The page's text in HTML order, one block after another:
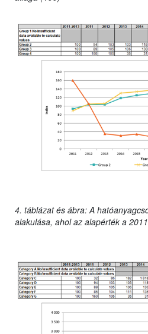
4. táblázat és ábra: A
alakulása, ahol az alapérték a